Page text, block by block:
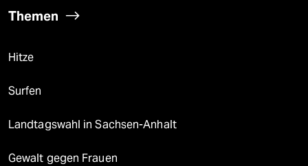
Themen
Hitze
Surfen
Landtagswahl in Sachsen-Anhalt
Gewalt gegen Frauen